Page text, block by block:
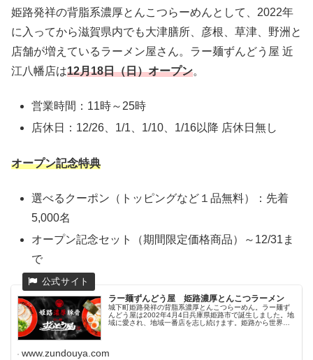
姫路発祥の背脂系濃厚とんこつらーめんとして、2022年
に入ってから滋賀県内でも大津膳所、彦根、草津、野洲と
店舗が増えているラーメン屋さん。ラー麺ずんどう屋 近
江八幡店は12月18日（日）オープン。
営業時間：11時～25時
店休日：12/26、1/1、1/10、1/16以降 店休日無し
オープン記念特典
選べるクーポン（トッピングなど１品無料）：先着
5,000名
オープン記念セット（期間限定価格商品）～12/31ま
で
ラー麺ずんどう屋 姫路濃厚とんこつラーメン
城下町姫路発祥の背脂系濃厚とんこつらーめん。ラー麺ず
んどう屋は2002年4月4日兵庫県姫路市で誕生しました。地
域に愛され、地域一番店を志し続けます。姫路から世界へ
www.zundouya.com